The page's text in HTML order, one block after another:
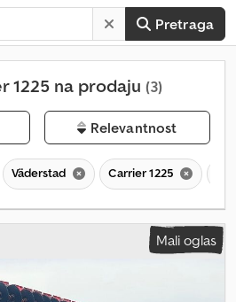
Pretraga
1225 na prodaju (3)
Relevantnost
Väderstad Carrier 1225
Mali oglas